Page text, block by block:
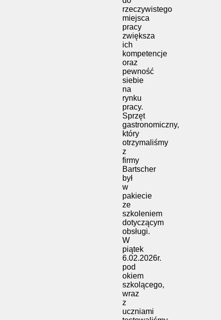
rzeczywistego
miejsca
pracy
zwiększa
ich
kompetencje
oraz
pewność
siebie
na
rynku
pracy.
Sprzęt
gastronomiczny,
który
otrzymaliśmy
z
firmy
Bartscher
był
w
pakiecie
ze
szkoleniem
dotyczącym
obsługi.
W
piątek
6.02.2026r.
pod
okiem
szkolącego,
wraz
z
uczniami